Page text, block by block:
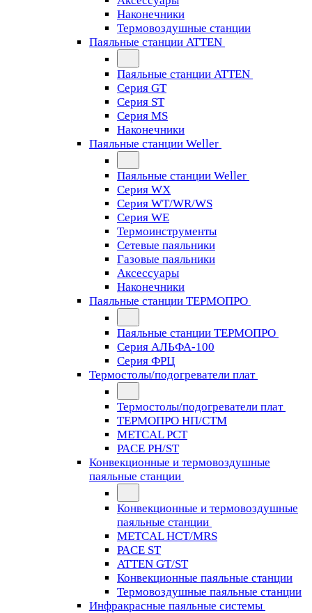
Наконечники
Термовоздушные станции
Паяльные станции ATTEN
Паяльные станции ATTEN
Серия GT
Серия ST
Серия MS
Наконечники
Паяльные станции Weller
Паяльные станции Weller
Серия WX
Серия WT/WR/WS
Серия WE
Термоинструменты
Сетевые паяльники
Газовые паяльники
Аксессуары
Наконечники
Паяльные станции ТЕРМОПРО
Паяльные станции ТЕРМОПРО
Серия АЛЬФА-100
Серия ФРЦ
Термостолы/подогреватели плат
Термостолы/подогреватели плат
ТЕРМОПРО НП/СТМ
METCAL PCT
PACE PH/ST
Конвекционные и термовоздушные
паяльные станции
Конвекционные и термовоздушные
паяльные станции
METCAL HCT/MRS
PACE ST
ATTEN GT/ST
Конвекционные паяльные станции
Термовоздушные паяльные станции
Инфракрасные паяльные системы